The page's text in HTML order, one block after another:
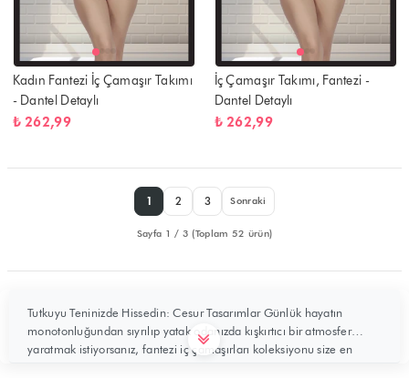
Kadın Fantezi İç Çamaşır Takımı
- Dantel Detaylı
₺ 262,99
İç Çamaşır Takımı, Fantezi -
Dantel Detaylı
₺ 262,99
1 2 3 Sonraki
Sayfa 1 / 3 (Toplam 52 ürün)
Tutkuyu Teninizde Hissedin: Cesur Tasarımlar Günlük hayatın
monotonluğundan sıyrılıp yatak odanızda kışkırtıcı bir atmosfer
yaratmak istiyorsanız, fantezi iç çamaşırları koleksiyonu size en